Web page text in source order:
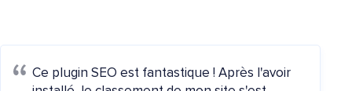
Ce plugin SEO est fantastique ! Après l'avoir